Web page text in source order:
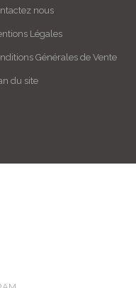
nous
Légales
Générales de Vente
du site